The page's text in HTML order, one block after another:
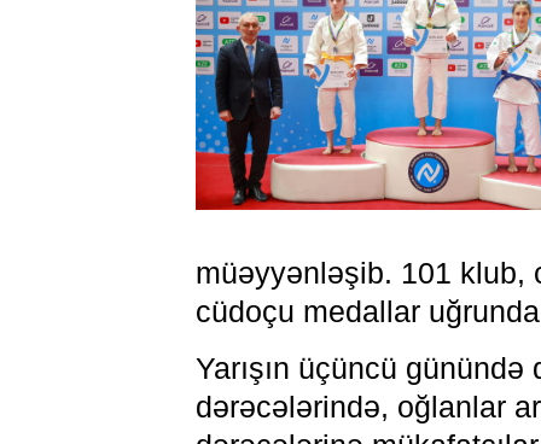
müəyyənləşib. 101 klub,
cüdoçu medallar
Yarışın üçüncü
dərəcələrində, oğlanlar